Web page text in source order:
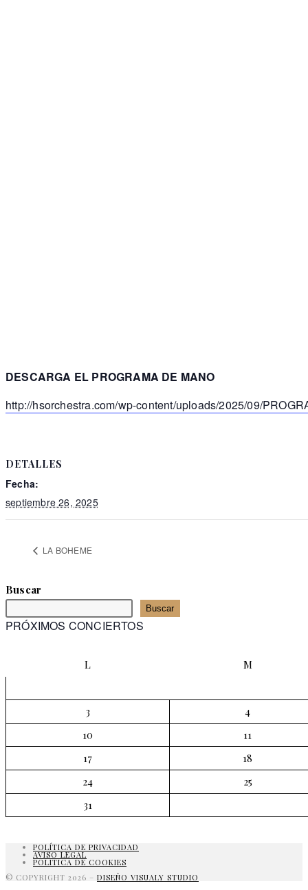
DESCARGA EL PROGRAMA DE MANO
http://hsorchestra.com/wp-content/uploads/2025/09/
DETALLES
Fecha:
septiembre 26, 2025
LA BOHEME
Buscar
Buscar
PRÓXIMOS CONCIERTOS
L M
3
4
10
11
17
18
24
25
31
POLÍTICA DE PRIVACIDAD
AVISO LEGAL
POLITICA DE COOKIES
© COPYRIGHT 2026 – DISEÑO VISUALY STUDIO